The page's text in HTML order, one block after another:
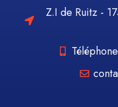
Z.I de Ruitz -